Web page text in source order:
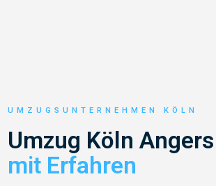
UMZUGSUNTERNEHMEN KÖLN
Umzug Köln Angers
mit Erfahren